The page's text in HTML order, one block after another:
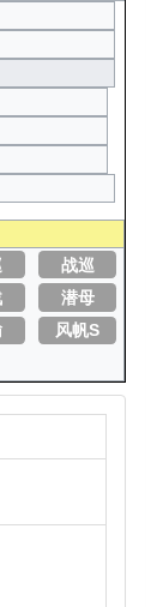
战巡
潜母
风帆S